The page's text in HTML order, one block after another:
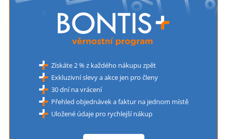
Získáte 2 % z každého nákupu zpět
Exkluzivní slevy a akce jen pro členy
30 dní na vrácení
Přehled objednávek a faktur na jednom místě
Uložené údaje pro rychlejší nákup